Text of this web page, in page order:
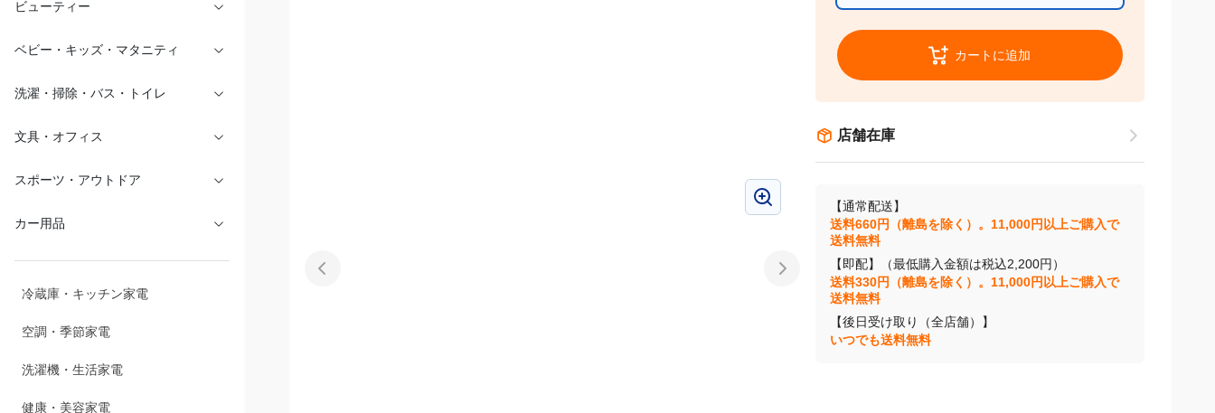
スポーツ・アウトドア
カー用品
冷蔵庫・キッチン家電
空調・季節家電
カートに追加
店舗在庫
【通常配送】
送料660円（離島を除く）。11,000円以上ご購入で
送料無料
【即配】（最低購入金額は税込2,200円）
送料330円（離島を除く）。11,000円以上ご購入で
送料無料
【後日受け取り（全店舗）】